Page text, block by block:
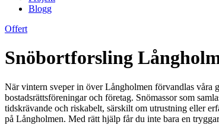
Blogg
Offert
Snöbortforsling
När vintern sveper in över Långholmen förvandlas våra
bostadsrättsföreningar och företag. Snömassor som
tidskrävande och riskabelt, särskilt om utrustning eller
på Långholmen. Med rätt hjälp får du inte bara en